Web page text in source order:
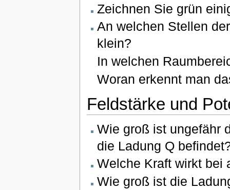
Zeichnen Sie grün
An welchen Stellen
klein?
In welchen
Woran erkennt man
Feldstärke und
Wie groß ist ungefähr
die Ladung Q
Welche Kraft wirkt bei
Wie groß ist die